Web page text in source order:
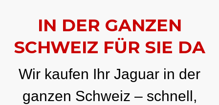
IN DER GANZEN
SCHWEIZ FÜR SIE DA
Wir kaufen Ihr Jaguar in der
ganzen Schweiz – schnell,